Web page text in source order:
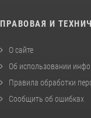
ПРАВОВАЯ И
О сайте
Об использовании
Правила обработки
Сообщить об ошибках